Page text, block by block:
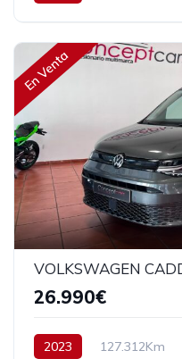
En Venta
26.990€
2023 127.312Km